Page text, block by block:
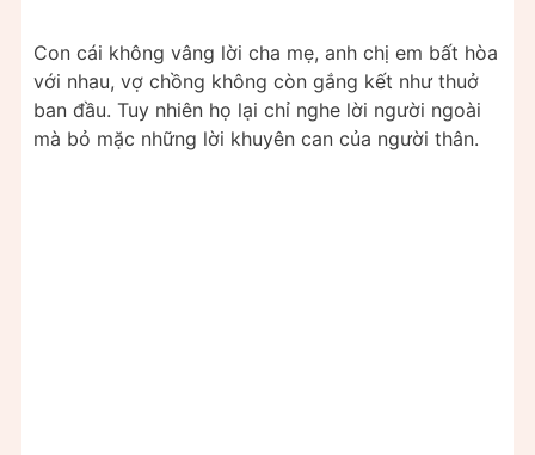
Con cái không vâng lời cha mẹ, anh chị em bất hòa
với nhau, vợ chồng không còn gắng kết như thuở
ban đầu. Tuy nhiên họ lại chỉ nghe lời người ngoài
mà bỏ mặc những lời khuyên can của người thân.